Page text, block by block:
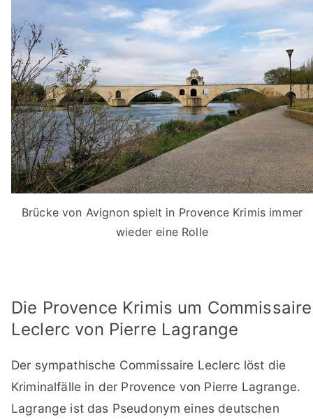
Brücke von Avignon spielt in Provence Krimis immer
wieder eine Rolle
Die Provence Krimis um Commissaire
Leclerc von Pierre Lagrange
Der sympathische Commissaire Leclerc löst die
Kriminalfälle in der Provence von Pierre Lagrange.
Lagrange ist das Pseudonym eines deutschen